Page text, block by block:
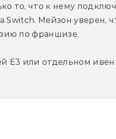
то, что к нему
Мейзон уверен,
по франшизе.
E3 или отдельном